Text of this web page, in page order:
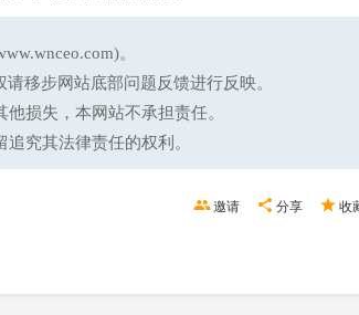
。
移步网站底部问题反馈进行反映。
损失，本网站不承担责任。
究其法律责任的权利。
收
分享
邀请